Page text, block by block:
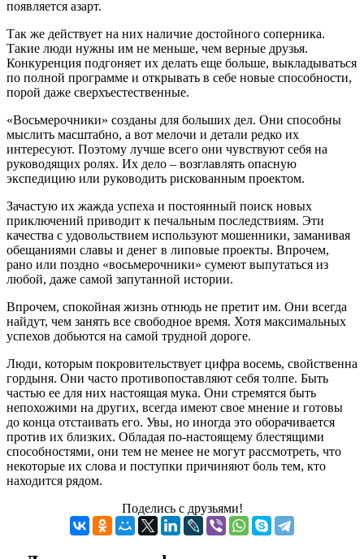
появляется азарт.
Так же действует на них наличие достойного соперника.
Такие люди нужны им не меньше, чем верные друзья.
Конкуренция подгоняет их делать еще больше, выкладываться
по полной программе и открывать в себе новые способности,
порой даже сверхъестественные.
«Восьмерочники» созданы для больших дел. Они способны
мыслить масштабно, а вот мелочи и детали редко их
интересуют. Поэтому лучше всего они чувствуют себя на
руководящих ролях. Их дело – возглавлять опасную
экспедицию или руководить рискованным проектом.
Зачастую их жажда успеха и постоянный поиск новых
приключений приводит к печальным последствиям. Эти
качества с удовольствием используют мошенники, заманивая
обещаниями славы и денег в липовые проекты. Впрочем,
рано или поздно «восьмерочники» сумеют выпутаться из
любой, даже самой запутанной истории.
Впрочем, спокойная жизнь отнюдь не претит им. Они всегда
найдут, чем занять все свободное время. Хотя максимальных
успехов добьются на самой трудной дороге.
Люди, которым покровительствует цифра восемь, свойственна
гордыня. Они часто противопоставляют себя толпе. Быть
частью ее для них настоящая мука. Они стремятся быть
непохожими на других, всегда имеют свое мнение и готовы
до конца отстаивать его. Увы, но иногда это оборачивается
против их близких. Обладая по-настоящему блестящими
способностями, они тем не менее не могут рассмотреть, что
некоторые их слова и поступки причиняют боль тем, кто
находится рядом.
Поделись с друзьями!